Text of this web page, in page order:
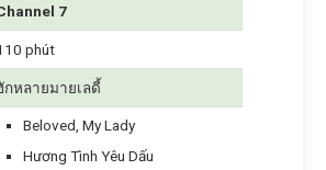
7
phút
กหลายมายเลดี้
Beloved, My Lady
Hương Tình Yêu Dấu